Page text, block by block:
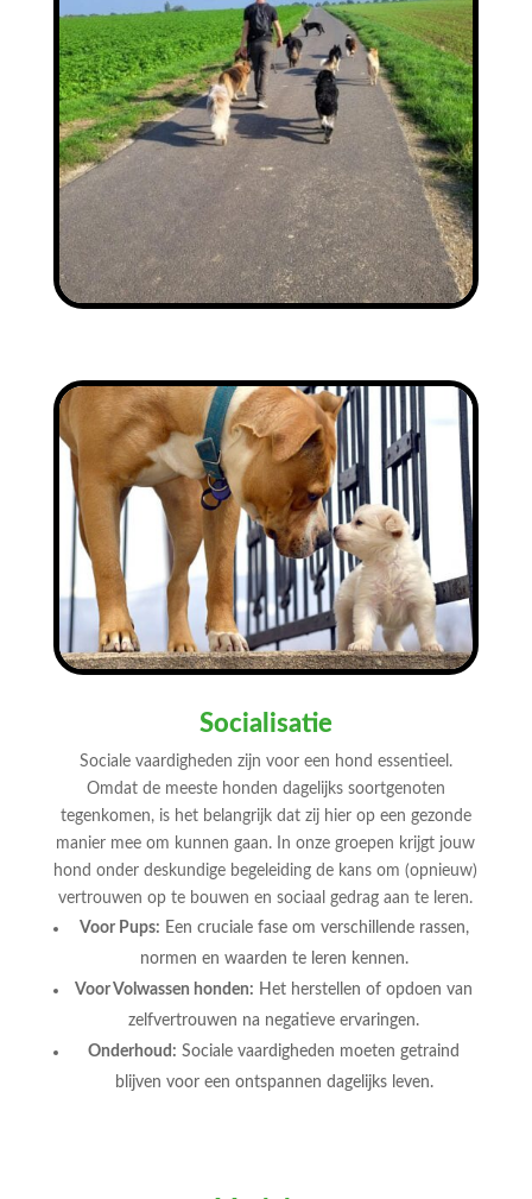
Socialisatie
Sociale vaardigheden zijn voor een hond essentieel.
Omdat de meeste honden dagelijks soortgenoten
tegenkomen, is het belangrijk dat zij hier op een gezonde
manier mee om kunnen gaan. In onze groepen krijgt jouw
hond onder deskundige begeleiding de kans om (opnieuw)
vertrouwen op te bouwen en sociaal gedrag aan te leren.
Voor Pups: Een cruciale fase om verschillende rassen,
normen en waarden te leren kennen.
Voor Volwassen honden: Het herstellen of opdoen van
zelfvertrouwen na negatieve ervaringen.
Onderhoud: Sociale vaardigheden moeten getraind
blijven voor een ontspannen dagelijks leven.